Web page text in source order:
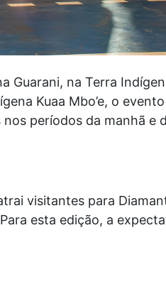
Guarani, na Terra
Kuaa Mbo’e, o
períodos da manhã e
visitantes para
esta edição, a